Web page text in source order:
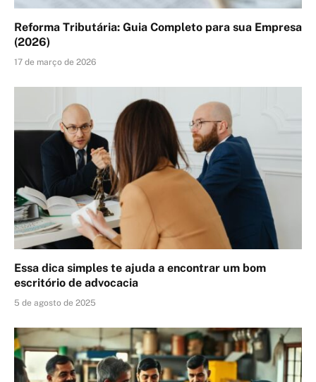
Reforma Tributária: Guia Completo para sua Empresa
(2026)
17 de março de 2026
Essa dica simples te ajuda a encontrar um bom
escritório de advocacia
5 de agosto de 2025